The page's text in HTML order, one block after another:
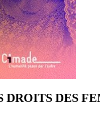
DROITS DES